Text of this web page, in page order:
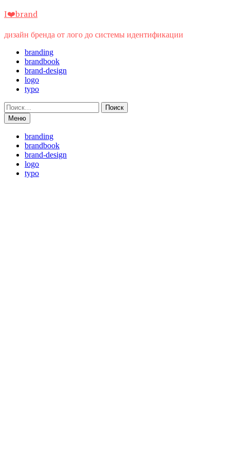
Перейти
содержимому
I❤️brand
дизайн бренда от лого до системы идентификации
branding
brandbook
brand-design
logo
typo
Найти:
Меню
branding
brandbook
brand-design
logo
typo